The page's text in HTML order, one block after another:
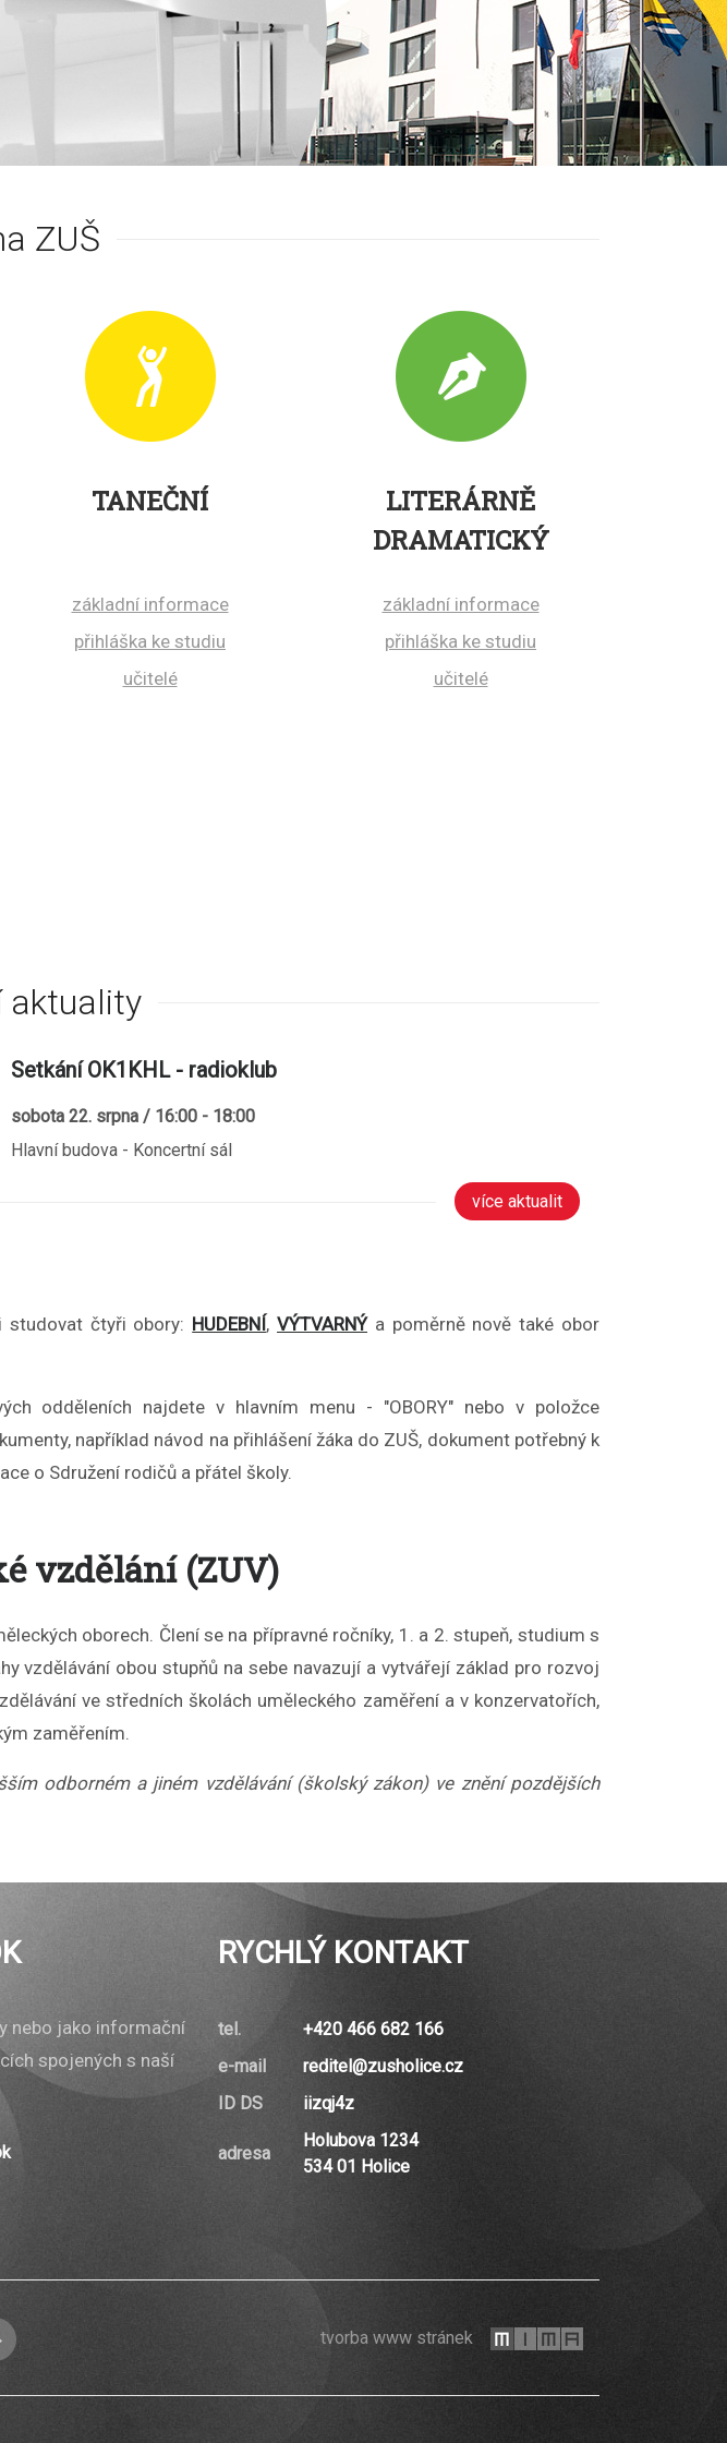
ZUŠ
TANEČNÍOBOR
základní informace
přihláška ke studiu
učitelé
LITERÁRNĚ
DRAMATICKÝOBOR
základní informace
přihláška ke studiu
učitelé
aktuality
Setkání OK1KHL - radioklub
sobota 22. srpna / 16:00 - 18:00
Hlavní budova - Koncertní sál
více aktualit
studovat čtyři obory: HUDEBNÍ,VÝTVARNÝ a poměrně nově také obor
odděleních najdete v hlavním menu - "OBORY" nebo v položce
například návod na přihlášení žáka do ZUŠ, dokument potřebný k
o Sdružení rodičů a přátel školy.
vzdělání (ZUV)
oborech. Člení se na přípravné ročníky, 1. a 2. stupeň, studium s
vzdělávání obou stupňů na sebe navazují a vytvářejí základ pro rozvoj
ve středních školách uměleckého zaměření a v konzervatořích,
zaměřením.
odborném a jiném vzdělávání (školský zákon) ve znění pozdějších
nebo jako informační
spojených s naší
RYCHLÝ KONTAKT
tel.
+420 466 682 166
e-mail
reditel@zusholice.cz
ID DS
iizqj4z
adresa
Holubova 1234
534 01 Holice
nahoru tvorba www stránek